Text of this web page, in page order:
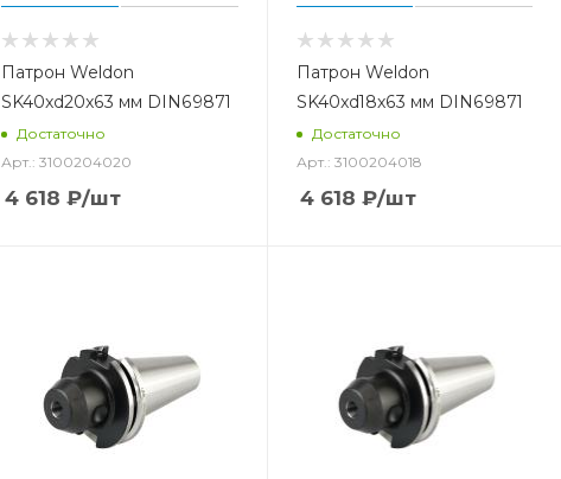
Патрон Weldon
SK40xd20x63 мм DIN69871
Достаточно
Арт.: 3100204020
4 618 ₽/шт
Патрон Weldon
SK40xd18x63 мм DIN69871
Достаточно
Арт.: 3100204018
4 618 ₽/шт